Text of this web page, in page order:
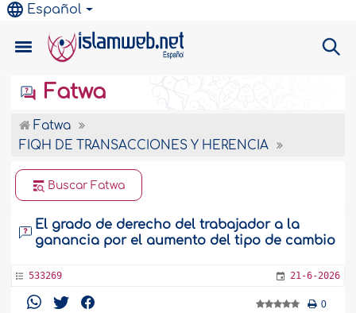
Español
Fatwa
Fatwa
FIQH DE TRANSACCIONES Y HERENCIA
Buscar Fatwa
El grado de derecho del trabajador a la
ganancia por el aumento del tipo de cambio
533269 21-6-2026
0